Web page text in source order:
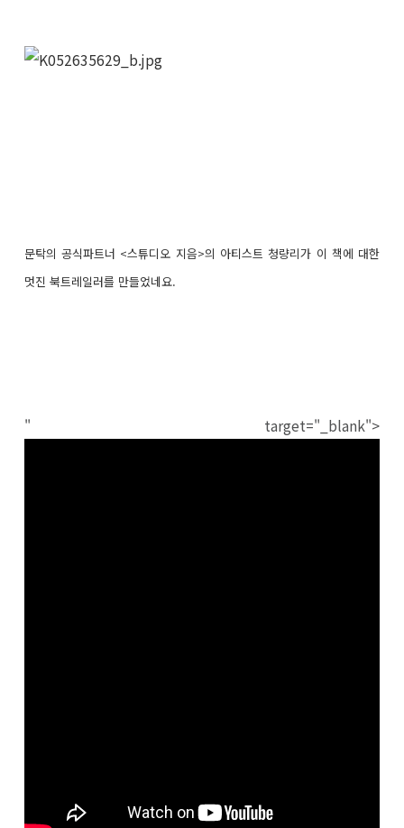
문탁의 공식파트너 <스튜디오 지음>의 아티스트 청량리가 이 책에 대한
멋진 북트레일러를 만들었네요.
" target="_blank">